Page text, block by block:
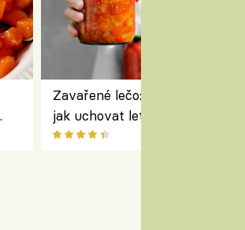
Zavařené lečo: jednoduchý
jak uchovat letní zeleninu na